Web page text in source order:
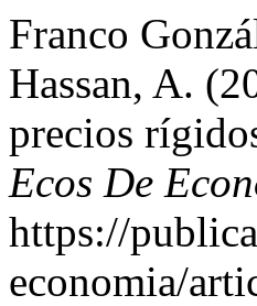
Franco
Hassan, A.
precios
Ecos De
https://
economia/